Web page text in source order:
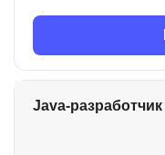
Java-разработчик